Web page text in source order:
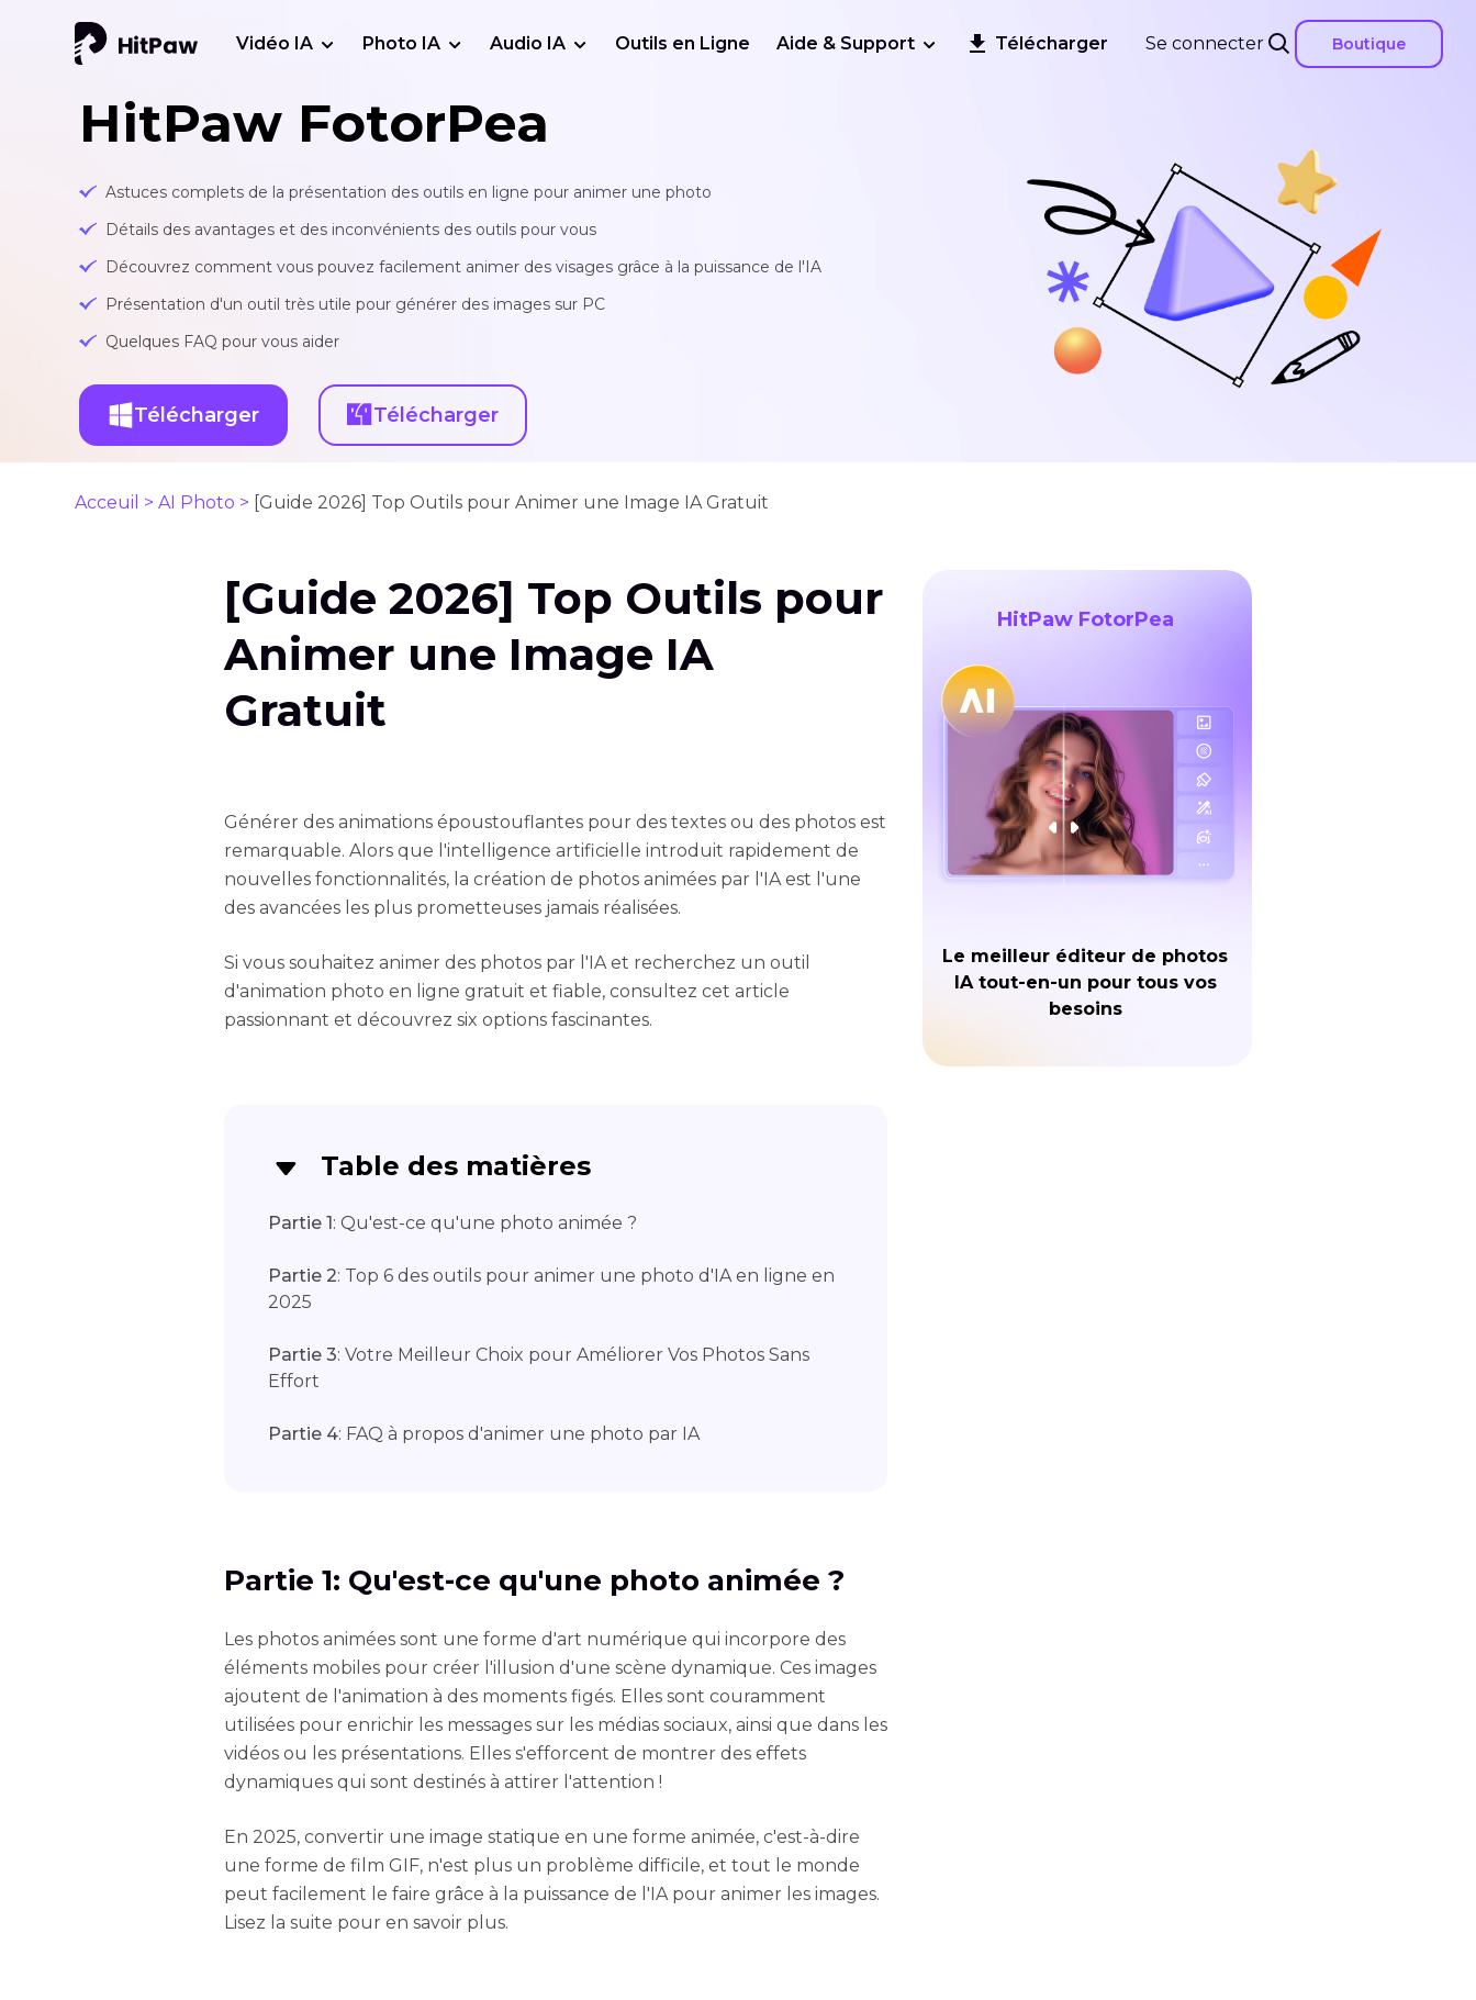
Se connecter Boutique
Vidéo IA Photo IA Audio IA Outils en Ligne Aide & Support Télécharger
HitPaw FotorPea
Astuces complets de la présentation des outils en ligne pour animer une photo
Détails des avantages et des inconvénients des outils pour vous
Découvrez comment vous pouvez facilement animer des visages grâce à la puissance de l'IA
Présentation d'un outil très utile pour générer des images sur PC
Quelques FAQ pour vous aider
Télécharger Télécharger
Acceuil > AI Photo > [Guide 2026] Top Outils pour Animer une Image IA Gratuit
[Guide 2026] Top Outils pour
Animer une Image IA
Gratuit
Générer des animations époustouflantes pour des textes ou des photos est
remarquable. Alors que l'intelligence artificielle introduit rapidement de
nouvelles fonctionnalités, la création de photos animées par l'IA est l'une
des avancées les plus prometteuses jamais réalisées.
Si vous souhaitez animer des photos par l'IA et recherchez un outil
d'animation photo en ligne gratuit et fiable, consultez cet article
passionnant et découvrez six options fascinantes.
Table des matières
Partie 1: Qu'est-ce qu'une photo animée ?
Partie 2: Top 6 des outils pour animer une photo d'IA en ligne en
2025
Partie 3: Votre Meilleur Choix pour Améliorer Vos Photos Sans
Effort
Partie 4: FAQ à propos d'animer une photo par IA
Partie 1: Qu'est-ce qu'une photo animée ?
Les photos animées sont une forme d'art numérique qui incorpore des
éléments mobiles pour créer l'illusion d'une scène dynamique. Ces images
ajoutent de l'animation à des moments figés. Elles sont couramment
utilisées pour enrichir les messages sur les médias sociaux, ainsi que dans les
vidéos ou les présentations. Elles s'efforcent de montrer des effets
dynamiques qui sont destinés à attirer l'attention !
En 2025, convertir une image statique en une forme animée, c'est-à-dire
une forme de film GIF, n'est plus un problème difficile, et tout le monde
peut facilement le faire grâce à la puissance de l'IA pour animer les images.
Lisez la suite pour en savoir plus.
HitPaw FotorPea
Le meilleur éditeur de photos
IA tout-en-un pour tous vos
besoins